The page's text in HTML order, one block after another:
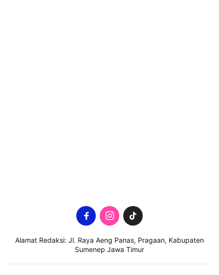
Alamat Redaksi: Jl. Raya Aeng Panas, Pragaan, Kabupaten
Sumenep Jawa Timur